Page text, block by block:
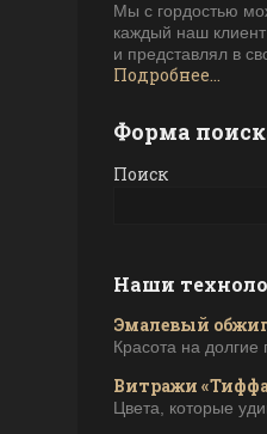
Мы с гордостью
каждый наш клиент
и представлял в
Подробнее...
Форма
Поиск
Наши
Эмалевый
Красота на долгие
Витражи
Цвета, которые